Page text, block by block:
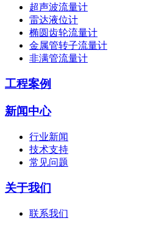
超声波流量计
雷达液位计
椭圆齿轮流量计
金属管转子流量计
非满管流量计
工程案例
新闻中心
行业新闻
技术支持
常见问题
关于我们
联系我们